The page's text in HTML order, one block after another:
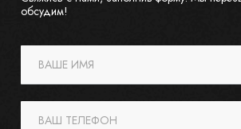
обсудим!
ВАШЕ ИМЯ
ВАШ ТЕЛЕФОН